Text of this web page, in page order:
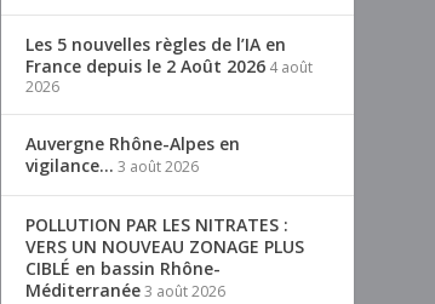
Les 5 nouvelles règles de l’IA en
France depuis le 2 Août 2026 4 août
2026
Auvergne Rhône-Alpes en
vigilance… 3 août 2026
POLLUTION PAR LES NITRATES :
VERS UN NOUVEAU ZONAGE PLUS
CIBLÉ en bassin Rhône-
Méditerranée3 août 2026